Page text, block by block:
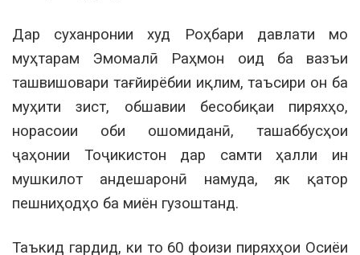
Дар суханронии худ Роҳбари давлати мо
муҳтарам Эмомалӣ Раҳмон оид ба вазъи
ташвишовари тағйирёбии иқлим, таъсири он ба
муҳити зист, обшавии бесобиқаи пиряхҳо,
норасоии оби ошомиданӣ, ташаббусҳои
ҷаҳонии Тоҷикистон дар самти ҳалли ин
мушкилот андешаронӣ намуда, як қатор
пешниҳодҳо ба миён гузоштанд.
Таъкид гардид, ки то 60 фоизи пиряхҳои Осиёи